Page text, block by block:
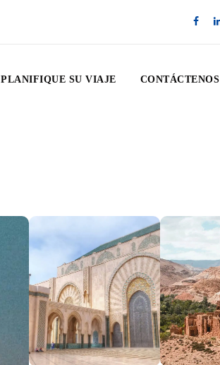
PLANIFIQUE SU VIAJE CONTÁCTENOS